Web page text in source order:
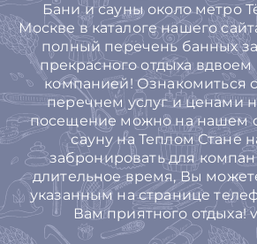
Бани и сауны около метро
Москве в каталоге нашего
полный перечень банных
прекрасного отдыха
компанией! Ознакомиться
перечнем услуг и ценами
посещение можно на нашем
сауну на Теплом Стане
забронировать для
длительное время, Вы
указанным на странице
Вам приятного отдыха!